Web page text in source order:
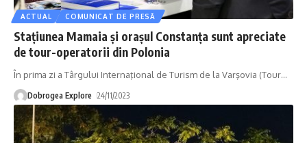
ACTUAL COMUNICAT DE PRESĂ
Stațiunea Mamaia și orașul Constanța sunt apreciate
de tour-operatorii din Polonia
În prima zi a Târgului Internaţional de Turism de la Varşovia (Tour…
Dobrogea Explore 24/11/2023